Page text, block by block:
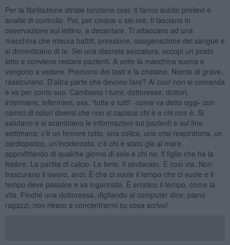
Per la fibrillazione atriale funziona così: ti fanno subito prelievi e
analisi di controllo. Poi, per cinque o sei ore, ti lasciano in
osservazione sul lettino, a decantare. Ti attaccano ad una
macchina che misura battiti, pressione, ossigenazione del sangue e
si dimenticano di te. Sei una discreta seccatura, occupi un posto
letto e conviene restare pazienti. A volte la macchina suona e
vengono a vedere. Premono dei tasti e la chetano. Niente di grave,
rassicurano. D’altra parte che devono fare? Al cuor non si comanda
e va per conto suo. Cambiano i turni, dottoresse, dottori,
infermiere, infermieri, oss, “tutte e tutti” -come va detto oggi- con
camici di colori diversi che non si capisce chi è e chi non è. Si
salutano e si scambiano le informazioni sui pazienti e sul fine
settimana: c’è un femore rotto, una colica, una crisi respiratoria, un
cardiopatico, un’incidentata, c’è chi è stato già al mare,
approfittando di qualche giorno di sole e chi no. Il figlio che ha la
febbre. La partita di calcio. Le ferie. Il sindacato. E così via. Non
trascurano il lavoro, anzi. È che ci vuole il tempo che ci vuole e il
tempo deve passare e va ingannato. È erratico il tempo, come la
vita. Finché una dottoressa, digitando al computer dice, piano
ragazzi, non riesco a concentrarmi su cosa scrivo!